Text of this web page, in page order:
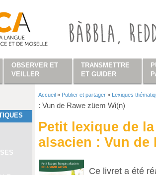
Vous êtes ici
Accueil » Publier et partager » Lexiques
: Vun de Rawe züem Wi(n)
Petit lexique de
alsacien : Vun de
Ce livret a été
OBSERVER ET
VEILLER
TRANSMETTRE
ET GUIDER